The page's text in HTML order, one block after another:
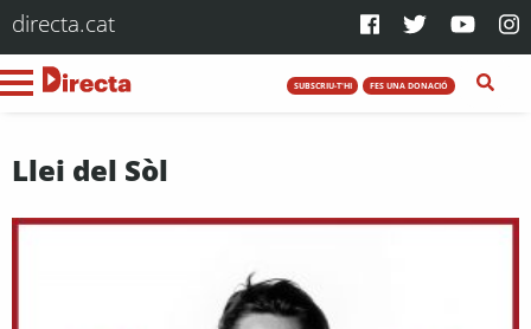
directa.cat
SUBSCRIU-T'HI FES UNA DONACIÓ
Llei del Sòl